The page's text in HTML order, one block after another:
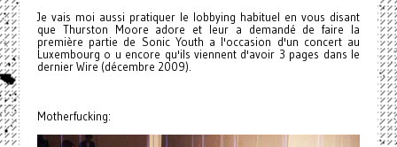
Je vais moi aussi pratiquer le lobbying habituel en vous disant
que Thurston Moore adore et leur a demandé de faire la
première partie de Sonic Youth a l'occasion d'un concert au
Luxembourg o u encore qu'ils viennent d'avoir 3 pages dans le
dernier Wire (décembre 2009).
Motherfucking: